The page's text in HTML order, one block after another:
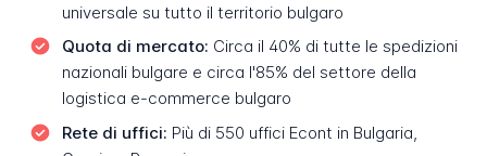
universale su tutto il territorio bulgaro
Quota di mercato: Circa il 40% di tutte le spedizioni
nazionali bulgare e circa l'85% del settore della
logistica e-commerce bulgaro
Rete di uffici: Più di 550 uffici Econt in Bulgaria,